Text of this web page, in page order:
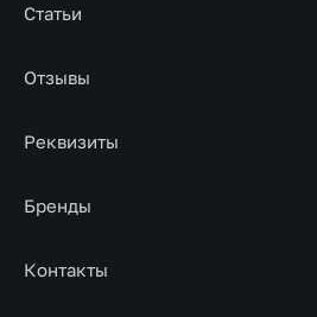
Статьи
Отзывы
Реквизиты
Бренды
Контакты